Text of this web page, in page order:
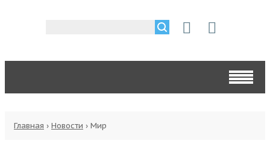
Главная › Новости › Мир